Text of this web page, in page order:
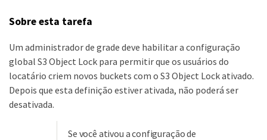
Sobre esta tarefa
Um administrador de grade deve habilitar a configuração
global S3 Object Lock para permitir que os usuários do
locatário criem novos buckets com o S3 Object Lock ativado.
Depois que esta definição estiver ativada, não poderá ser
desativada.
Se você ativou a configuração de